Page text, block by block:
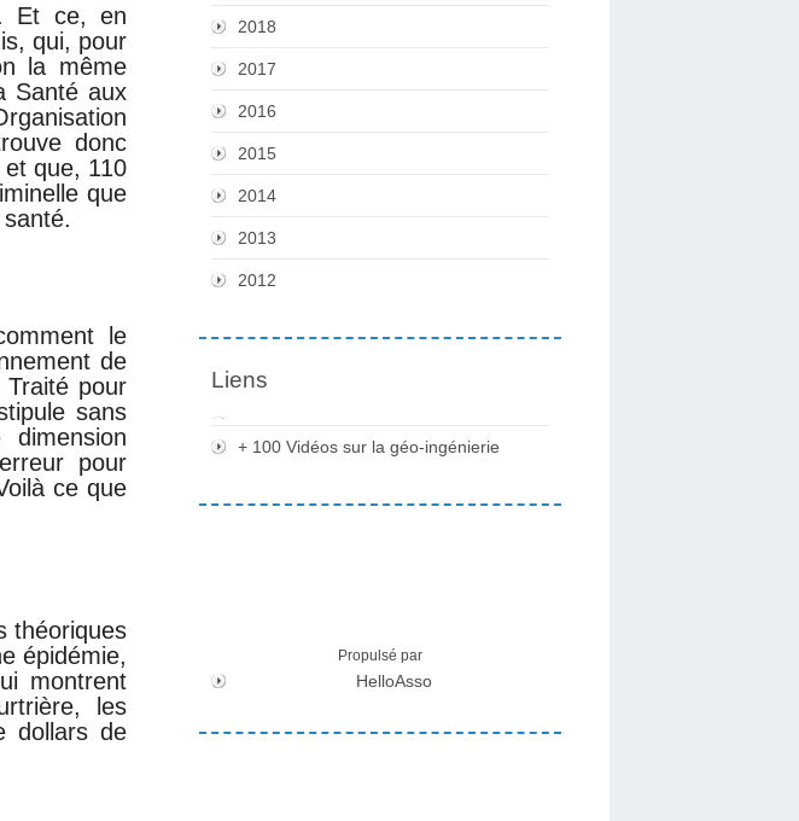
Et ce, en
qui, pour
la même
Santé aux
donc
que, 110
que
le
de
Traité pour
sans
pour
ce que
théoriques
épidémie,
montrent
les
dollars de
2018
2017
2016
2015
2014
2013
2012
Liens
+ 100 Vidéos sur la géo-ingénierie
Propulsé par
HelloAsso